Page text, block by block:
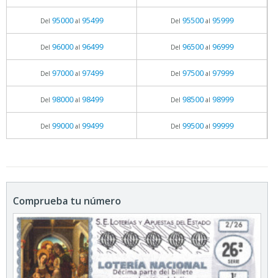
Del 95000al 95499 Del 95500al 95999
Del 96000al 96499 Del 96500al 96999
Del 97000al 97499 Del 97500al 97999
Del 98000al 98499 Del 98500al 98999
Del 99000al 99499 Del 99500al 99999
Comprueba tu número